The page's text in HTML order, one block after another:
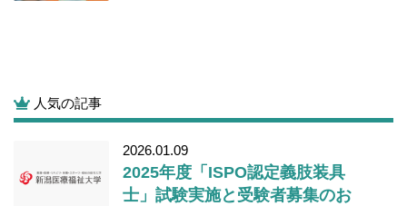
人気の記事
2026.01.09
2025年度「ISPO認定義肢装具
士」試験実施と受験者募集のお